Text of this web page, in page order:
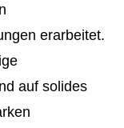
erarbeitet.
auf solides